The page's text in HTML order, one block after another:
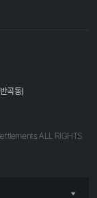
곡동)
ALL RIGHTS